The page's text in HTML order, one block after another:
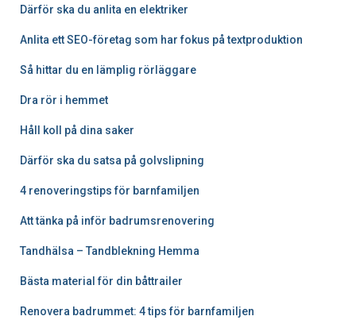
Därför ska du anlita en elektriker
Anlita ett SEO-företag som har fokus på textproduktion
Så hittar du en lämplig rörläggare
Dra rör i hemmet
Håll koll på dina saker
Därför ska du satsa på golvslipning
4 renoveringstips för barnfamiljen
Att tänka på inför badrumsrenovering
Tandhälsa – Tandblekning Hemma
Bästa material för din båttrailer
Renovera badrummet: 4 tips för barnfamiljen